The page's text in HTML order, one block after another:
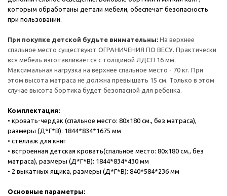
которым обработаны детали мебели, обеспечат безопасность
при пользовании.
При покупке детской будьте внимательны: На верхнее
спальное место существуют ОГРАНИЧЕНИЯ ПО ВЕСУ. Практически
вся мебель изготавливается с толщиной ЛДСП 16 мм.
Максимальная нагрузка на верхнее спальное место - 70 кг. При
этом высота матраса не должна превышать 15 см. Только в этом
случае высота бортика будет безопасной для ребенка.
Комплектация:
• кровать-чердак (спальное место: 80х180 см., без матраса),
размеры (Д*Г*В): 1844*834*1675 мм
• стеллаж для книг
• встроенная детская кровать(спальное место: 80х180 см., без
матраса), размеры (Д*Г*В): 1844*834*430 мм
• 2 выкатных ящика, размеры (Д*Г*В): 840*584*236 мм
Основные параметры: